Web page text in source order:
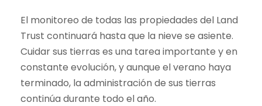
El monitoreo de todas las propiedades del Land
Trust continuará hasta que la nieve se asiente.
Cuidar sus tierras es una tarea importante y en
constante evolución, y aunque el verano haya
terminado, la administración de sus tierras
continúa durante todo el año.